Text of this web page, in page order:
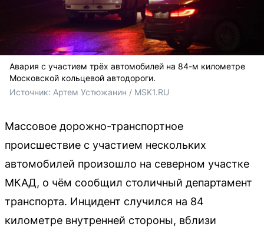
Авария с участием трёх автомобилей на 84-м километре
Московской кольцевой автодороги.
Источник: Артем Устюжанин / MSK1.RU
Массовое дорожно-транспортное
происшествие с участием нескольких
автомобилей произошло на северном участке
МКАД, о чём сообщил столичный департамент
транспорта. Инцидент случился на 84
километре внутренней стороны, вблизи